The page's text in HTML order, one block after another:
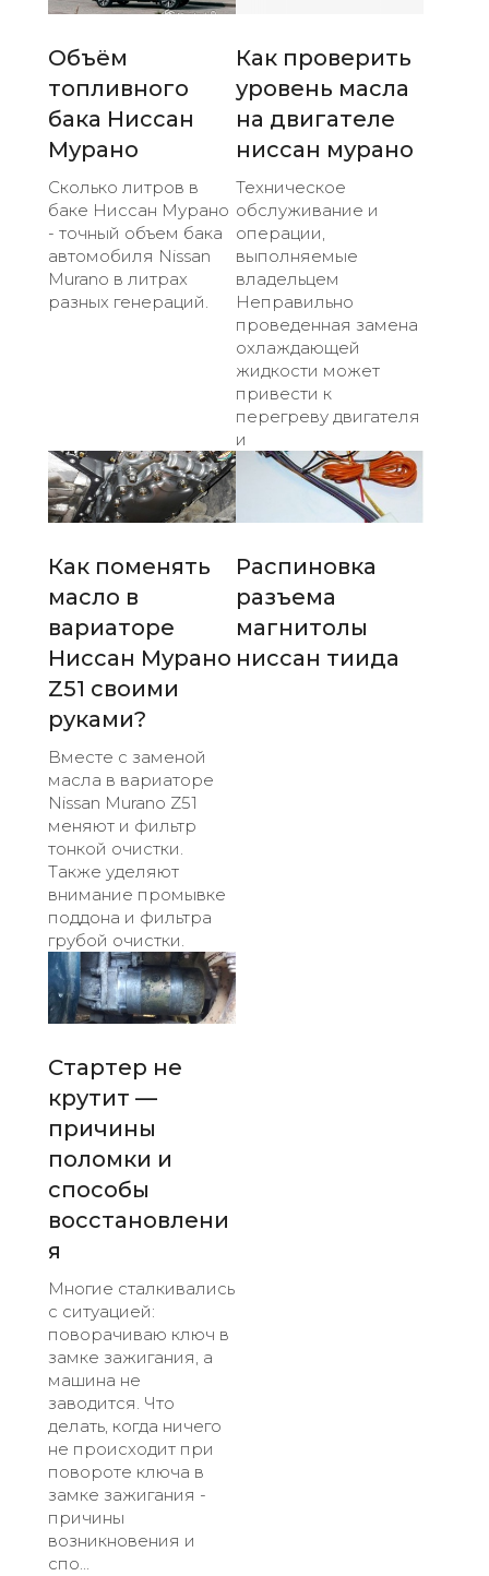
Объём
топливного
бака Ниссан
Мурано
Сколько литров в
баке Ниссан Мурано
- точный объем бака
автомобиля Nissan
Murano в литрах
разных генераций.
Как проверить
уровень масла
на двигателе
ниссан мурано
Техническое
обслуживание и
операции,
выполняемые
владельцем
Неправильно
проведенная замена
охлаждающей
жидкости может
привести к
перегреву двигателя
и
Как поменять
масло в
вариаторе
Ниссан Мурано
Z51 своими
руками?
Вместе с заменой
масла в вариаторе
Nissan Murano Z51
меняют и фильтр
тонкой очистки.
Также уделяют
внимание промывке
поддона и фильтра
грубой очистки.
Распиновка
разъема
магнитолы
ниссан тиида
Стартер не
крутит —
причины
поломки и
способы
восстановлени
я
Многие сталкивались
с ситуацией:
поворачиваю ключ в
замке зажигания, а
машина не
заводится. Что
делать, когда ничего
не происходит при
повороте ключа в
замке зажигания -
причины
возникновения и
спо...